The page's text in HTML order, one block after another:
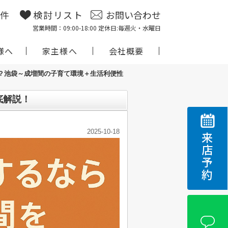
検討リスト お問い合わせ
営業時間：09:00-18:00 定休日:毎週火・水曜日
へ 家主様へ 会社概要
来店予約
池袋～成増間の子育て環境＋生活利便性
説！
2025-10-18